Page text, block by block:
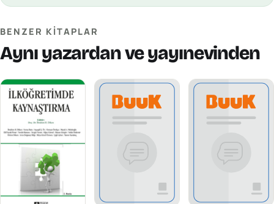
BENZER KITAPLAR
Aynı yazardan ve yayınevinden